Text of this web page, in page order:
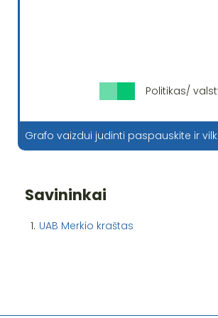
Politikas/
Grafo vaizdui judinti paspauskite ir
Savininkai
1. UAB Merkio kraštas